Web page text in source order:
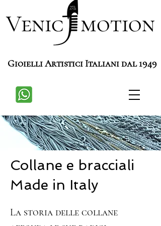
Venic motion
Gioielli Artistici Italiani dal 1949
Collane e bracciali
Made in Italy
La storia delle collane